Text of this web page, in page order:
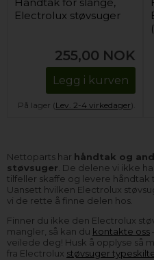
Electrolux støvsuger
255,00 NOK
Legg i kurven
På lager (Lev. 2-4 virkedager).
Nettoparts har håndtak og
støvsuger . De delene vi ikke
tilfeller skaffe og levere håndtak
Uansett hvilken Electrolux
vi de rette å finne delen hos.
Finner du ikke den Electrolux
mangler, så kan du kontakte oss
veilede deg! Husk å opplyse så
fra Electrolux støvsuger